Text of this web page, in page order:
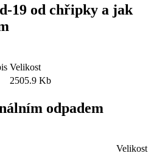
19 od chřipky a jak
Velikost
2505.9 Kb
odpadem
Velikost